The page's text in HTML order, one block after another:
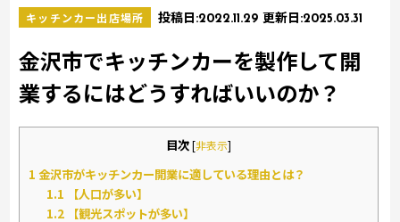
キッチンカー出店場所 投稿日:2022.11.29 更新日:2025.03.31
金沢市でキッチンカーを製作して開
業するにはどうすればいいのか？
目次[非表示]
1 金沢市がキッチンカー開業に適している理由とは？
1.1 【人口が多い】
1.2 【観光スポットが多い】